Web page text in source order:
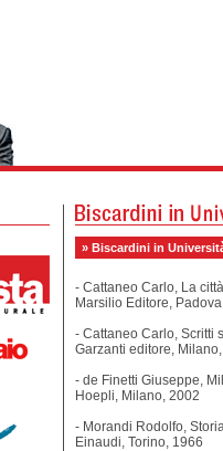
» Biscardini in
- Cattaneo Carlo, La
Marsilio Editore,
- Cattaneo Carlo, Scritti
Garzanti editore,
- de Finetti Giuseppe,
Hoepli, Milano, 2002
- Morandi Rodolfo,
Einaudi, Torino, 1966